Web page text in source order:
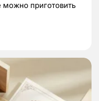
можно приготовить